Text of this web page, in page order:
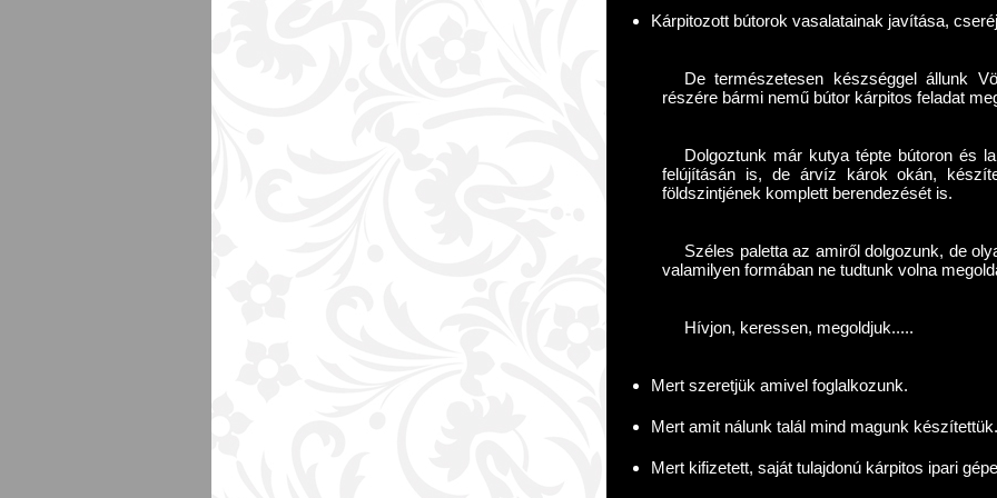
Kárpitozott bútorok vasalatainak javítása,
De természetesen készséggel állunk
részére bármi nemű bútor kárpitos feladat
Dolgoztunk már kutya tépte bútoron és
felújításán is, de árvíz károk okán,
földszintjének komplett berendezését is.
Széles paletta az amiről dolgozunk, de
valamilyen formában ne tudtunk volna
Hívjon, keressen, megoldjuk.....
Mert szeretjük amivel foglalkozunk.
Mert amit nálunk talál mind magunk készítettük.
Mert kifizetett, saját tulajdonú kárpitos ipari